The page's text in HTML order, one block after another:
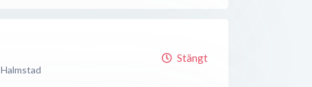
Halmstad
Stängt